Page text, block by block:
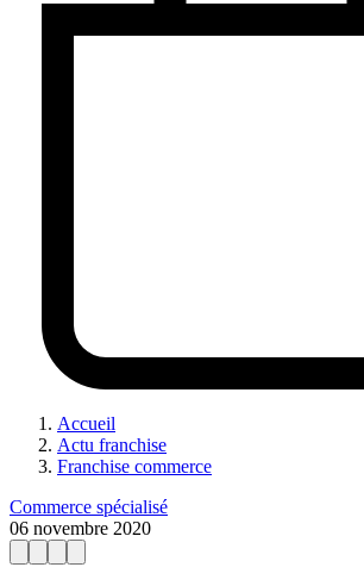
Accueil
Actu franchise
Franchise commerce
Commerce spécialisé
06 novembre 2020